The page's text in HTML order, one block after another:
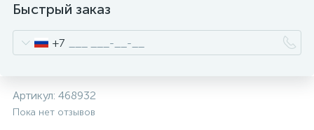
Быстрый заказ
+7
Артикул: 468932
Пока нет отзывов